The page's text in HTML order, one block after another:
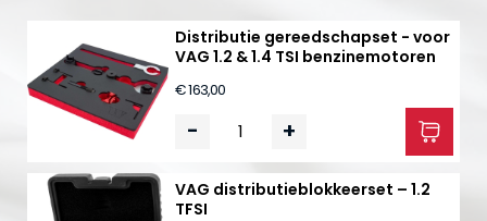
Distributie gereedschapset - voor
VAG 1.2 & 1.4 TSI benzinemotoren
€ 163,00
- +
VAG distributieblokkeerset – 1.2
TFSI